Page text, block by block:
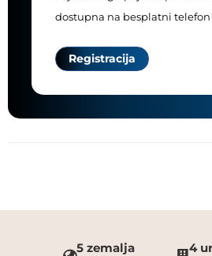
dostupna na besplatni telefon
Registracija
5 zemalja 4